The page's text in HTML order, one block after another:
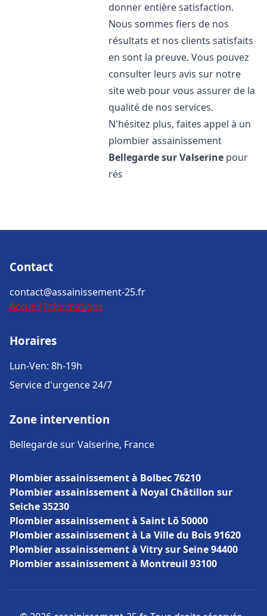
donner entière satisfaction.
Nous sommes fiers de nos
résultats et nos clients satisfaits
en sont la preuve. Vous pouvez
consulter leurs avis sur notre
site web pour vous assurer de la
qualité de nos services.
N'hésitez plus, faites appel à un
plombier assainissement
Bellegarde sur Valserine pour
rés
Contact
contact@assainissement-25.fr
Accueil Informations
Horaires
Lun-Ven: 8h-19h
Service d'urgence 24/7
Zone intervention
Bellegarde sur Valserine, France
Plombier assainissement à Bolbec 76210
Plombier assainissement à Noyal Châtillon sur
Seiche 35230
Plombier assainissement à Saint Lô 50000
Plombier assainissement à La Ville du Bois 91620
Plombier assainissement à Vitry sur Seine 94400
Plombier assainissement à Montreuil 93100